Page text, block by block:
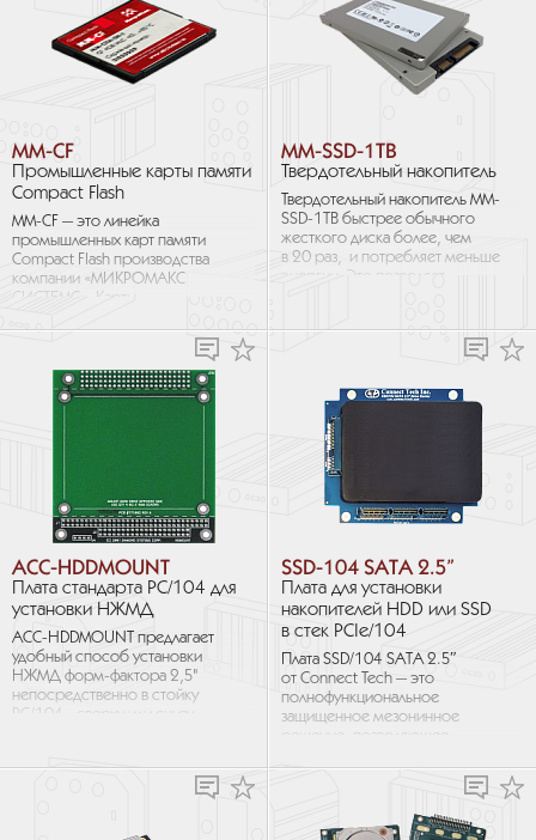
MM-CF
Промышленные карты памяти
Compact Flash
MM-CF — это линейка
промышленных карт памяти
Compact Flash производства
компании «МИКРОМАКС
СИСТЕМС». Карты
CompactFlash 3.x, 4.x, 5.x
MM-SSD-1TB
Твердотельный накопитель
Твердотельный накопитель MM-
SSD-1TB быстрее обычного
жесткого диска более, чем
в 20 раз, и потребляет меньше
энергии. Это позволяет
ACC-HDDMOUNT
Плата стандарта PC/104 для
установки НЖМД
ACC-HDDMOUNT предлагает
удобный способ установки
НЖМД форм-фактора 2,5"
непосредственно в стойку
PC/104 - сверху или снизу.
удобное расположение...
SSD-104 SATA 2.5”
Плата для установки
накопителей HDD или SSD
в стек PCIe/104
Плата SSD/104 SATA 2.5″
от Connect Tech — это
полнофункциональное
защищенное мезонинное
или SSD 2.5″ SATA в любой